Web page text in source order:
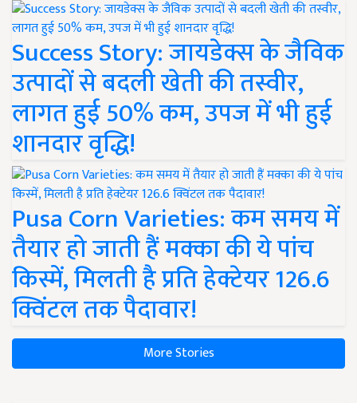
Success Story: जायडेक्स के जैविक
उत्पादों से बदली खेती की तस्वीर,
लागत हुई 50% कम, उपज में भी हुई
शानदार वृद्धि!
Pusa Corn Varieties: कम समय में
तैयार हो जाती हैं मक्का की ये पांच
किस्में, मिलती है प्रति हेक्टेयर 126.6
क्विंटल तक पैदावार!
More Stories